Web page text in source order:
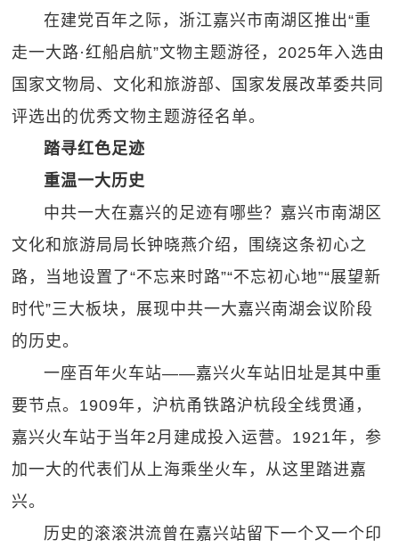
在建党百年之际，浙江嘉兴市南湖区推出“重
走一大路·红船启航”文物主题游径，2025年入选由
国家文物局、文化和旅游部、国家发展改革委共同
评选出的优秀文物主题游径名单。
踏寻红色足迹
重温一大历史
中共一大在嘉兴的足迹有哪些？嘉兴市南湖区
文化和旅游局局长钟晓燕介绍，围绕这条初心之
路，当地设置了“不忘来时路”“不忘初心地”“展望新
时代”三大板块，展现中共一大嘉兴南湖会议阶段
的历史。
一座百年火车站——嘉兴火车站旧址是其中重
要节点。1909年，沪杭甬铁路沪杭段全线贯通，
嘉兴火车站于当年2月建成投入运营。1921年，参
加一大的代表们从上海乘坐火车，从这里踏进嘉
兴。
历史的滚滚洪流曾在嘉兴站留下一个又一个印